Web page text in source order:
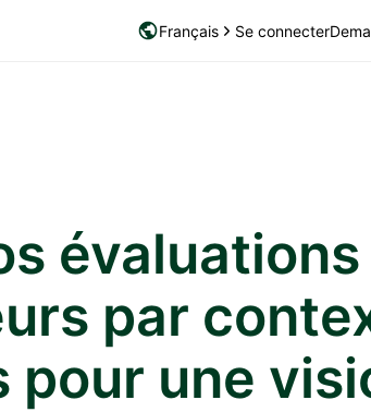
Français Se connecter
évaluations
par
pour une